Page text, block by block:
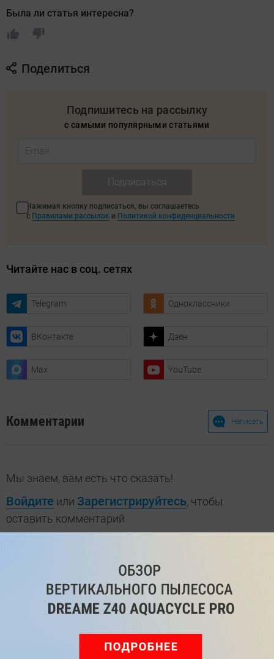
Была ли статья интересна?
Поделиться
Подпишитесь на рассылку
с самыми популярными статьями
Нажимая кнопку подписаться, вы соглашаетесь
с Правилами рассылок и Политикой конфиденциальности
Читайте нас в соц. сетях
Telegram Одноклассники
ВКонтакте Дзен
Max YouTube
Комментарии Написать
Мы знаем, вам есть что сказать!
Войдите или Зарегистрируйтесь, чтобы
оставить комментарий